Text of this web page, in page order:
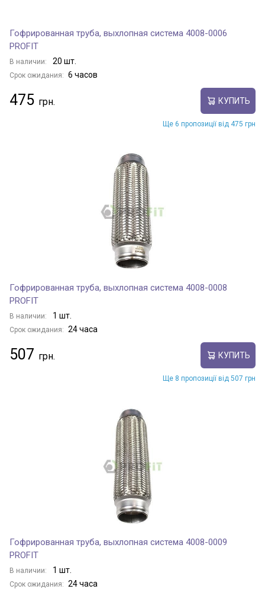
Гофрированная труба, выхлопная система 4008-0006
PROFIT
В наличии: 20 шт.
Срок ожидания: 6 часов
475 КУПИТЬ
Ще 6 пропозиції від 475 грн
Гофрированная труба, выхлопная система 4008-0008
PROFIT
В наличии: 1 шт.
Срок ожидания: 24 часа
507 КУПИТЬ
Ще 8 пропозиції від 507 грн
Гофрированная труба, выхлопная система 4008-0009
PROFIT
В наличии: 1 шт.
Срок ожидания: 24 часа